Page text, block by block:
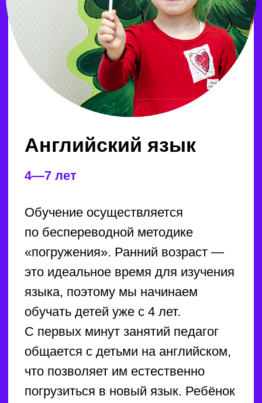
школа»
1—5 классы
Мы предлагаем курсы, специально
разработанные для учеников 9
классов, которые стремятся успешно
сдать ОГЭ. В программе —
математика, информатика
и обществознание. Наши занятия
экзамена и достичь высоких баллов.
Мы проводим входное тестирование
чтобы адаптировать обучение под
один раз в неделю по два
академических часа в мини-группах,
что создаёт комфортную атмосферу
для обучения. Результат
опытные школьные педагоги —
настоящие эксперты в своей области.
Подготовим вашего ребёнка к ОГЭ
за год без спешки!
САЙТ ШКОЛЫ